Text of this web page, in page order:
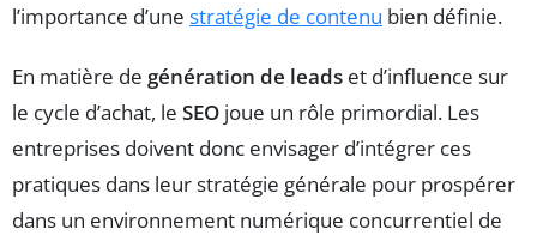
l’importance d’une stratégie de contenu bien définie.
En matière de génération de leads et d’influence sur
le cycle d’achat, le SEO joue un rôle primordial. Les
entreprises doivent donc envisager d’intégrer ces
pratiques dans leur stratégie générale pour prospérer
dans un environnement numérique concurrentiel de